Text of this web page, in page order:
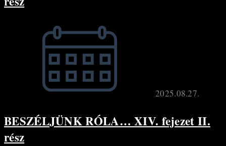
2025.08.27.
BESZÉLJÜNK RÓLA… XIV. fejezet II.
rész